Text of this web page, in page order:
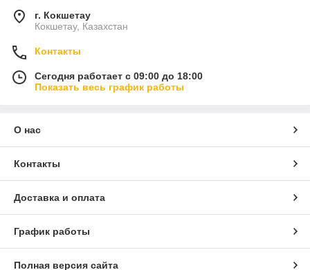
г. Кокшетау
Кокшетау, Казахстан
Контакты
Сегодня работает с 09:00 до 18:00
Показать весь график работы
О нас
Контакты
Доставка и оплата
График работы
Полная версия сайта